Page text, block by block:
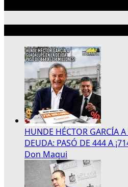
HUNDE HÉCTOR GARCÍA
DEUDA: PASÓ DE 444 A
Don Maqui